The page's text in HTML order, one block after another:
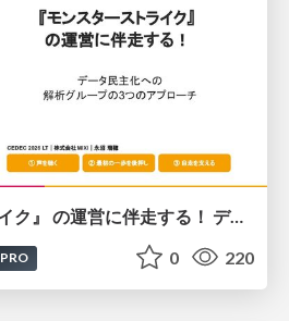
『モンスターストライク』 の運営に伴走する！ データ民主化への 解析グループの3つのアプローチ
PRO 0 220